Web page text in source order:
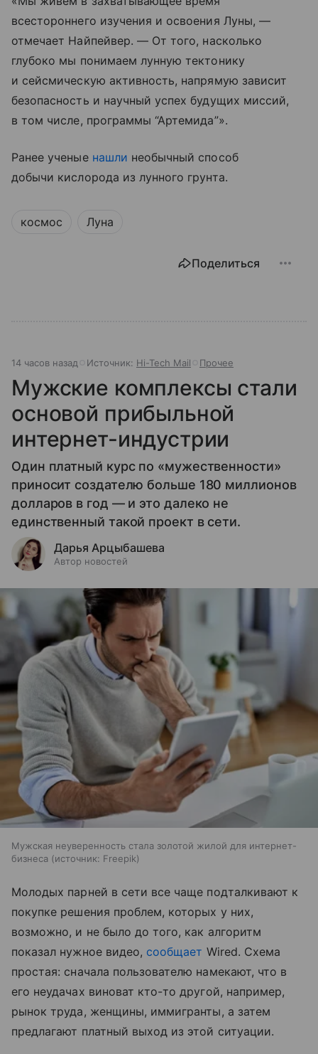
всестороннего изучения и освоения Луны, —
отмечает Найпейвер. — От того, насколько
глубоко мы понимаем лунную тектонику
и сейсмическую активность, напрямую зависит
безопасность и научный успех будущих миссий,
в том числе, программы “Артемида”».
Ранее ученые нашли необычный способ
добычи кислорода из лунного грунта.
космос Луна
Поделиться
14 часов назад Источник: Hi-Tech Mail Прочее
Мужские комплексы стали
основой прибыльной
интернет-индустрии
Один платный курс по «мужественности»
приносит создателю больше 180 миллионов
долларов в год — и это далеко не
единственный такой проект в сети.
Дарья Арцыбашева
Автор новостей
Мужская неуверенность стала золотой жилой для интернет-
бизнеса
источник: Freepik
Молодых парней в сети все чаще подталкивают к
покупке решения проблем, которых у них,
возможно, и не было до того, как алгоритм
показал нужное видео, сообщает Wired. Схема
простая: сначала пользователю намекают, что в
его неудачах виноват кто-то другой, например,
рынок труда, женщины, иммигранты, а затем
предлагают платный выход из этой ситуации.